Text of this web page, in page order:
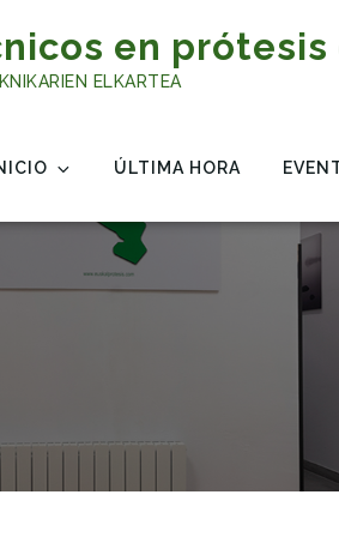
en prótesis
ELKARTEA
ÚLTIMA HORA